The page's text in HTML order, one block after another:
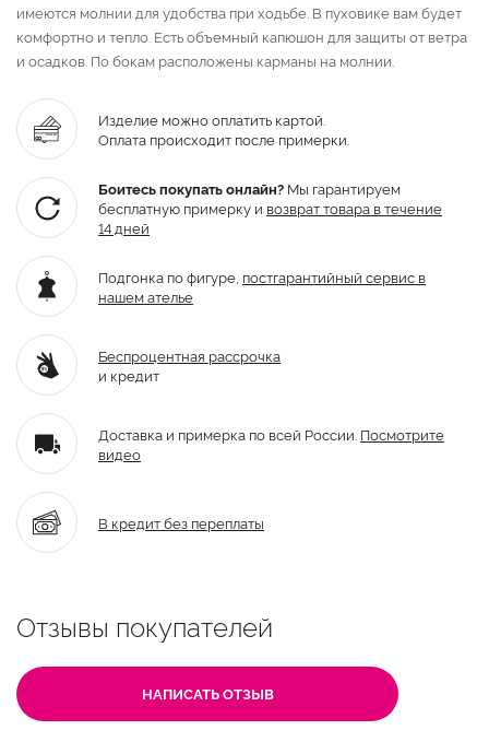
имеются молнии для удобства при ходьбе. В пуховике вам будет
комфортно и тепло. Есть объемный капюшон для защиты от ветра
и осадков. По бокам расположены карманы на молнии.
Изделие можно оплатить картой.
Оплата происходит после примерки.
Боитесь покупать онлайн? Мы гарантируем
бесплатную примерку и возврат товара в течение
14 дней
Подгонка по фигуре, постгарантийный сервис в
нашем ателье
Беспроцентная рассрочка
и кредит
Доставка и примерка по всей России. Посмотрите
видео
В кредит без переплаты
Отзывы покупателей
НАПИСАТЬ ОТЗЫВ